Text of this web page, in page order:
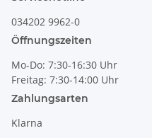
034202 9962-0
Öffnungszeiten
Mo-Do: 7:30-16:30 Uhr
Freitag: 7:30-14:00 Uhr
Zahlungsarten
Klarna